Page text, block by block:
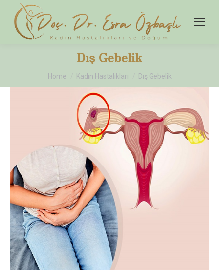
Dış Gebelik
You are here:
Home Kadın Hastalıkları Dış Gebelik